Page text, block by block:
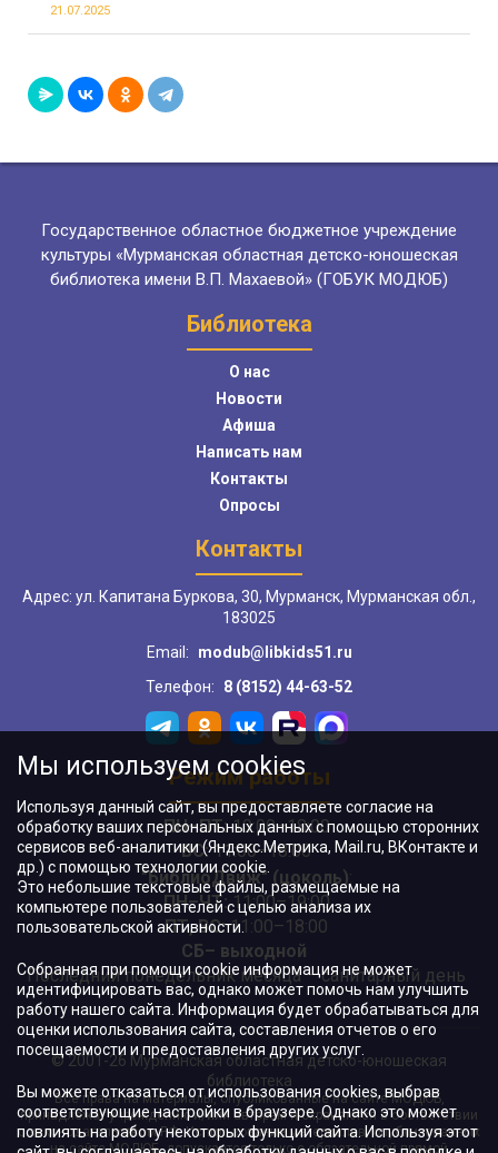
21.07.2025
Государственное областное бюджетное учреждение
культуры «Мурманская областная детско-юношеская
библиотека имени В.П. Махаевой» (ГОБУК МОДЮБ)
Библиотека
О нас
Новости
Афиша
Написать нам
Контакты
Опросы
Контакты
Адрес: ул. Капитана Буркова, 30, Мурманск, Мурманская обл.,
183025
Email:
modub@libkids51.ru
Телефон:
8 (8152) 44-63-52
Режим работы
ПН–ПТ:10:00–18:00
ВС:11:00–18:00
"БиблиоДвиж" (цоколь):
ПН–ЧТ:11:00–19:00
ПТ, ВС:11:00–18:00
СБ– выходной
Последний понедельник месяца – санитарный день
© 2001-26 Мурманская областная детско-юношеская
библиотека
Все права на материалы, опубликованные на сайте МОДЮБ,
принадлежат учреждению и/или авторам и охраняются в соответствии
с законодательством РФ. Использование материалов, опубликованных
на сайте МОДЮБ, допускается только с обязательной прямой
Мы используем cookies
Используя данный сайт, вы предоставляете согласие на
обработку ваших персональных данных с помощью сторонних
сервисов веб-аналитики (Яндекс.Метрика, Mail.ru, ВКонтакте и
др.) с помощью технологии cookie.
Это небольшие текстовые файлы, размещаемые на
компьютере пользователей с целью анализа их
пользовательской активности.
Собранная при помощи cookie информация не может
идентифицировать вас, однако может помочь нам улучшить
работу нашего сайта. Информация будет обрабатываться для
оценки использования сайта, составления отчетов о его
посещаемости и предоставления других услуг.
Вы можете отказаться от использования cookies, выбрав
соответствующие настройки в браузере. Однако это может
повлиять на работу некоторых функций сайта. Используя этот